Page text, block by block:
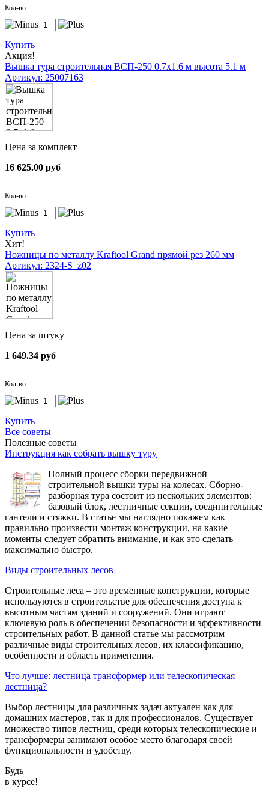
Кол-во:
Купить
Акция!
Вышка тура строительная ВСП-250 0.7х1.6 м высота 5.1 м
Артикул: 25007163
Цена за комплект
16 625.00 руб
Кол-во:
Купить
Хит!
Ножницы по металлу Kraftool Grand прямой рез 260 мм
Артикул: 2324-S_z02
Цена за штуку
1 649.34 руб
Кол-во:
Купить
Все советы
Полезные советы
Инструкция как собрать вышку туру
Полный процесс сборки передвижной
строительной вышки туры на колесах. Сборно-
разборная тура состоит из нескольких элементов:
базовый блок, лестничные секции, соединительные
гантели и стяжки. В статье мы наглядно покажем как
правильно произвести монтаж конструкции, на какие
моменты следует обратить внимание, и как это сделать
максимально быстро.
Виды строительных лесов
Строительные леса – это временные конструкции, которые
используются в строительстве для обеспечения доступа к
высотным частям зданий и сооружений. Они играют
ключевую роль в обеспечении безопасности и эффективности
строительных работ. В данной статье мы рассмотрим
различные виды строительных лесов, их классификацию,
особенности и область применения.
Что лучше: лестница трансформер или телескопическая
лестница?
Выбор лестницы для различных задач актуален как для
домашних мастеров, так и для профессионалов. Существует
множество типов лестниц, среди которых телескопические и
трансформеры занимают особое место благодаря своей
функциональности и удобству.
Будь
в курсе!